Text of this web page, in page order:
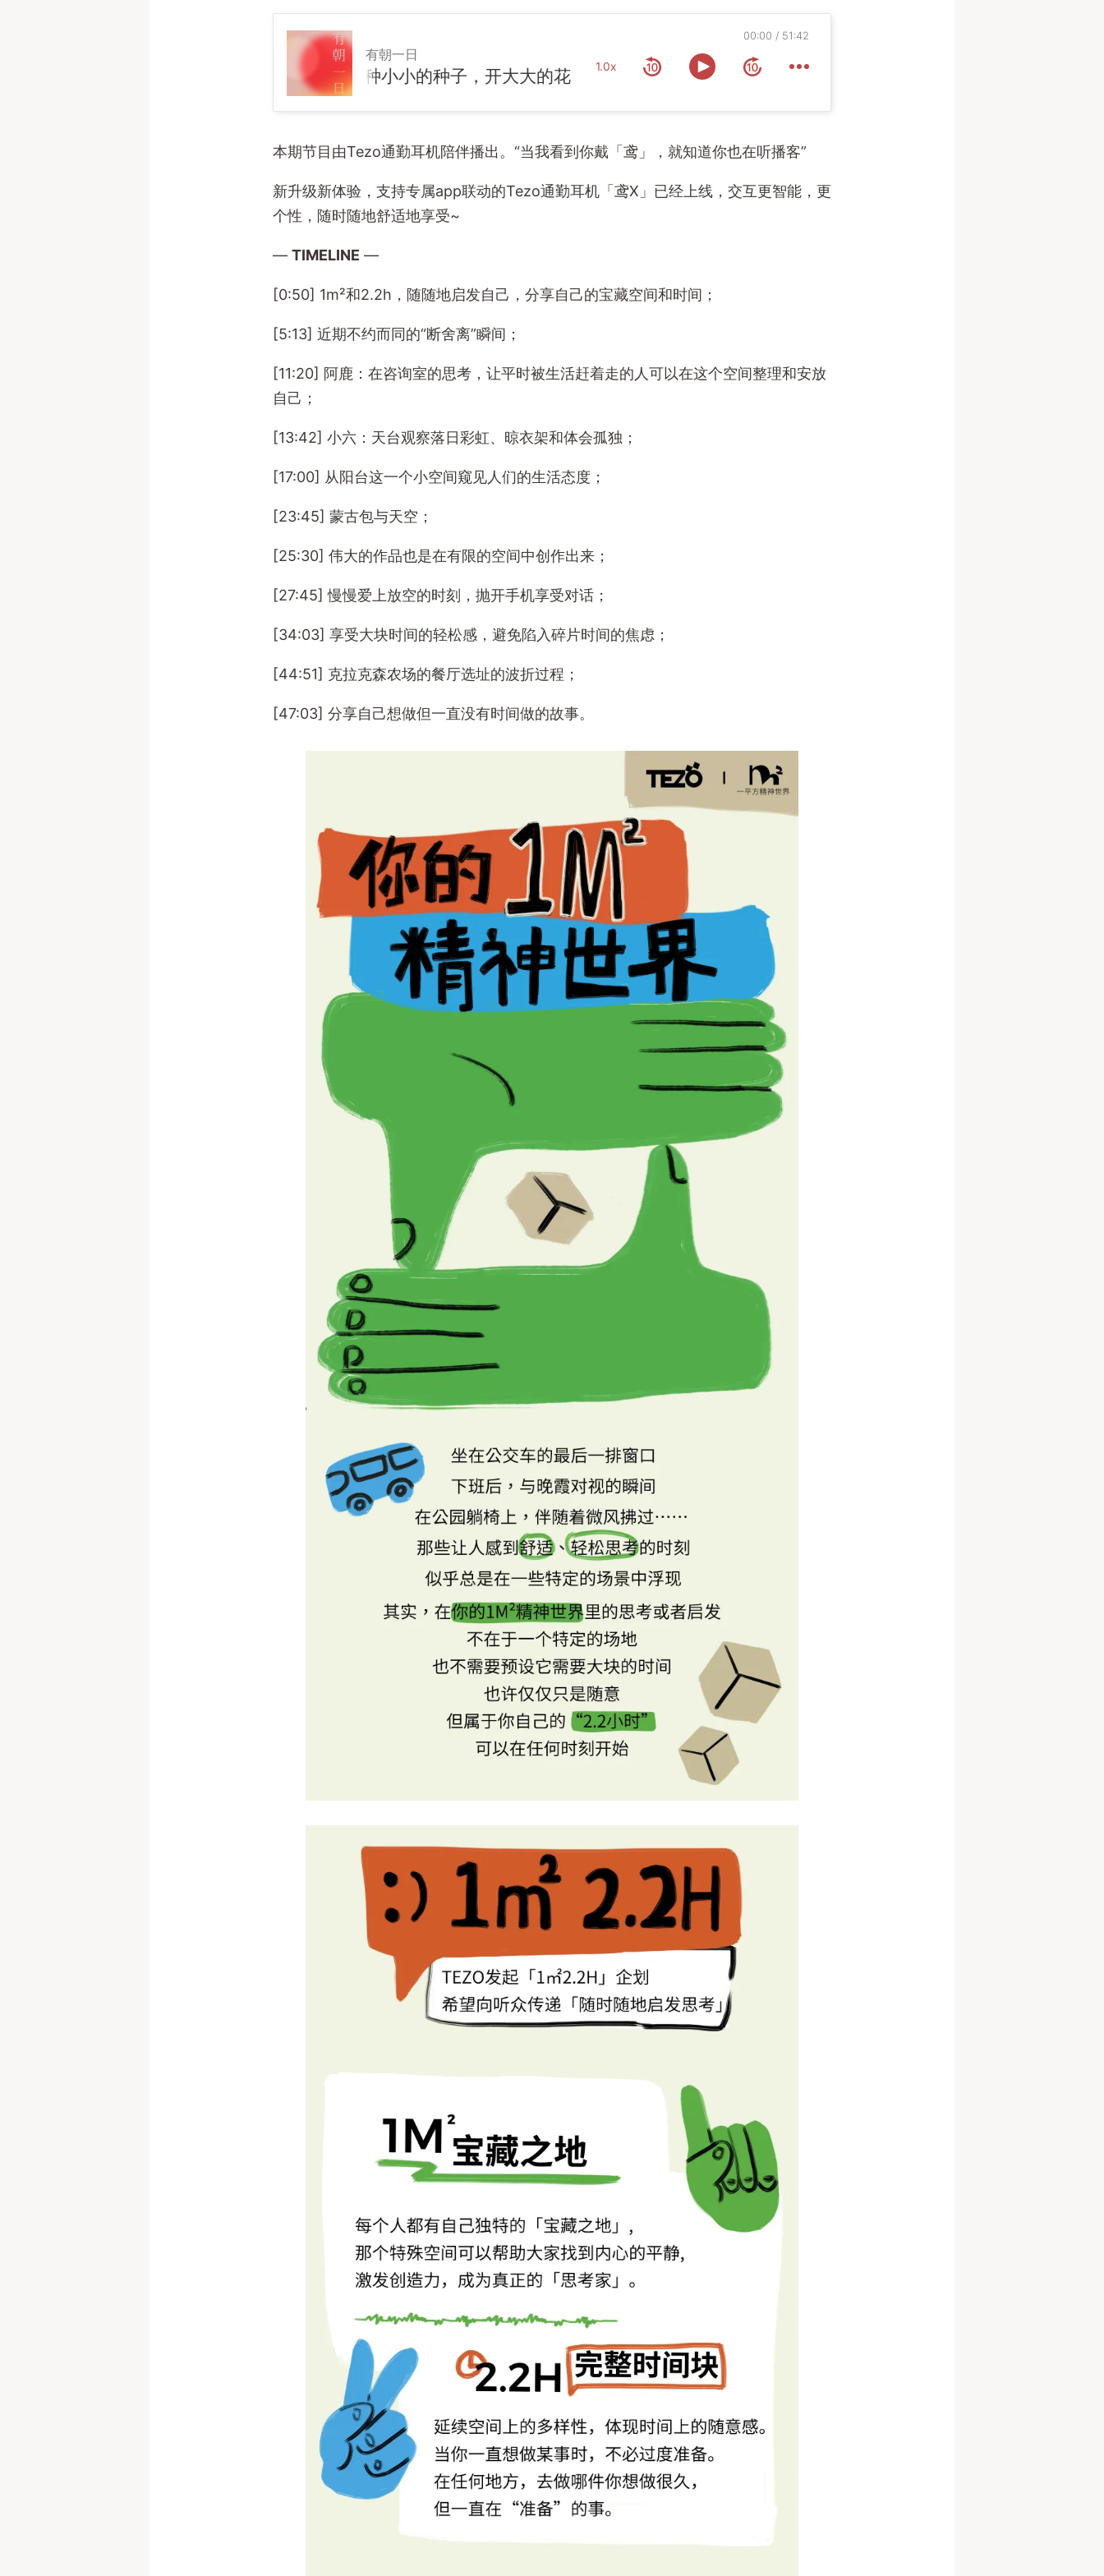
有朝一日
65 种小小的种子，开大大的花 1.0x
00:00 51:42
本期节目由Tezo通勤耳机陪伴播出。“当我看到你戴「鸢」，就知道你也在听播客”
新升级新体验，支持专属app联动的Tezo通勤耳机「鸢X」已经上线，交互更智能，更
个性，随时随地舒适地享受~
— TIMELINE —
[0:50] 1m²和2.2h，随随地启发自己，分享自己的宝藏空间和时间；
[5:13] 近期不约而同的“断舍离”瞬间；
[11:20] 阿鹿：在咨询室的思考，让平时被生活赶着走的人可以在这个空间整理和安放
自己；
[13:42] 小六：天台观察落日彩虹、晾衣架和体会孤独；
[17:00] 从阳台这一个小空间窥见人们的生活态度；
[23:45] 蒙古包与天空；
[25:30] 伟大的作品也是在有限的空间中创作出来；
[27:45] 慢慢爱上放空的时刻，抛开手机享受对话；
[34:03] 享受大块时间的轻松感，避免陷入碎片时间的焦虑；
[44:51] 克拉克森农场的餐厅选址的波折过程；
[47:03] 分享自己想做但一直没有时间做的故事。